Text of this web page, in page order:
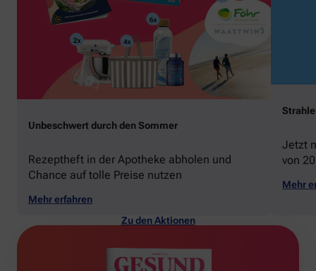
Unbeschwert durch den Sommer
Rezeptheft in der Apotheke abholen und
Chance auf tolle Preise nutzen
Mehr erfahren
Jetzt
von
Mehr
Zu den Aktionen